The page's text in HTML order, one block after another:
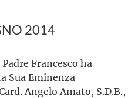
2014
Francesco ha
Sua Eminenza
Angelo Amato, S.D.B.,